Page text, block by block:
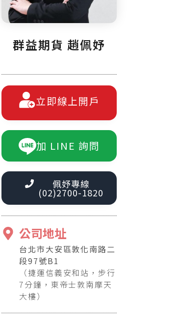
群益期貨 趙佩妤
立即線上開戶
加 LINE 詢問
佩妤專線
(02)2700-1820
公司地址
台北市大安區敦化南路二
段97號B1
（捷運信義安和站，步行
7分鐘，東帝士敦南摩天
大樓）